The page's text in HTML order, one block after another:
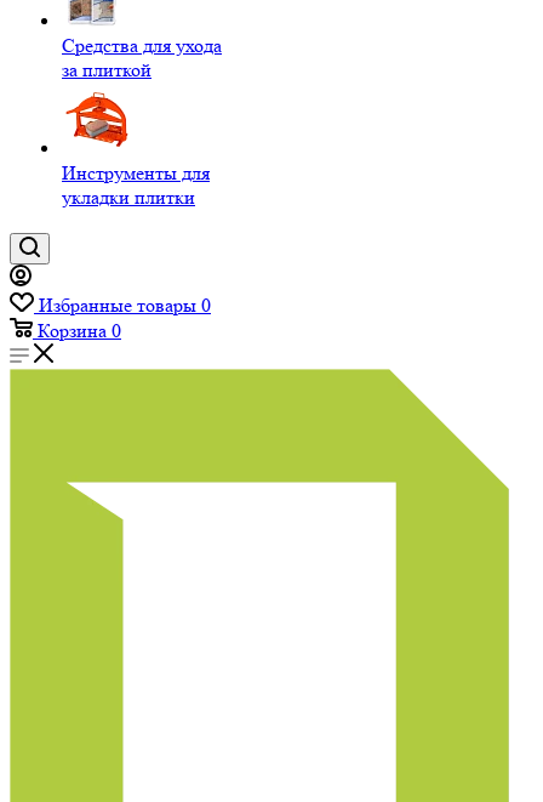
Средства для ухода
за плиткой
Инструменты для
укладки плитки
Избранные товары 0
Корзина 0